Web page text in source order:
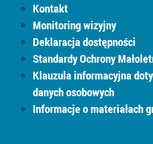
Kontakt
Monitoring wizyjny
Deklaracja dostępności
Standardy Ochrony
Klauzula informacyjna
danych osobowych
Informacje o materiałach